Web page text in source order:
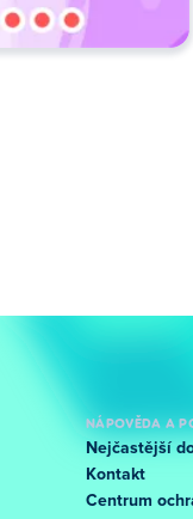
NÁPOVĚDA A
Nejčastější
Kontakt
Centrum